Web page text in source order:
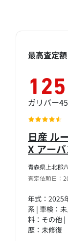
青森県上北郡
査定依頼日：
日産 ル
X アー
年式：2025
系 | 車検：
料：その他 |
歴：未修復
最高査定額
125
ガリバー